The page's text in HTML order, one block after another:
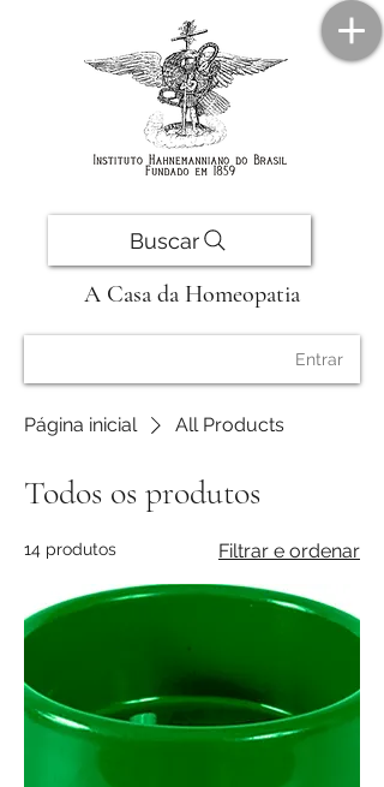
Buscar
A Casa da Homeopatia
Entrar
Página inicial All Products
Todos os produtos
14 produtos Filtrar e ordenar